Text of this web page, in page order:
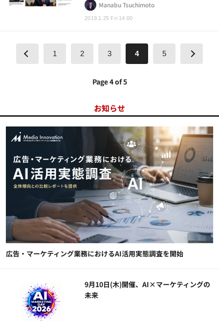
2019.1.25 Fri 14:00
Manabu Tsuchimoto
1 2 3 4 5
Page 4 of 5
お知らせ
広告・マーケティング業務におけるAI活用実態調査を開始
9月10日(木)開催、AI×マーケティングの
未来